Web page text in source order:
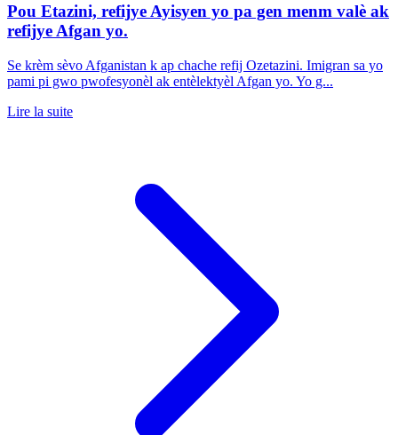
Pou Etazini, refijye Ayisyen yo pa gen menm valè ak
refijye Afgan yo.
Se krèm sèvo Afganistan k ap chache refij Ozetazini. Imigran sa yo
pami pi gwo pwofesyonèl ak entèlektyèl Afgan yo. Yo g...
Lire la suite